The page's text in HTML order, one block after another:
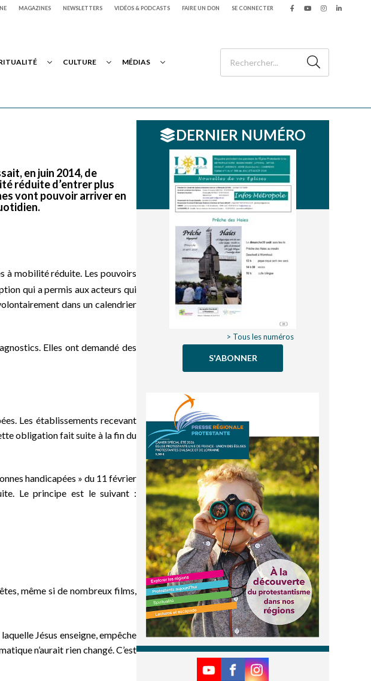
MAGAZINES NEWSLETTERS VIDÉOS & PODCASTS FAIRE UN DON SE CONNECTER
CULTURE MÉDIAS
en juin 2014, de
réduite d’entrer plus
vont pouvoir arriver en
à mobilité réduite. Les pouvoirs
qui a permis aux acteurs qui
dans un calendrier
Elles ont demandé des
Les établissements recevant
obligation fait suite à la fin du
handicapées » du 11 février
Le principe est le suivant :
même si de nombreux films,
Jésus enseigne, empêche
n’aurait rien changé. C’est
DERNIER NUMÉRO
> Tous les numéros
S'ABONNER